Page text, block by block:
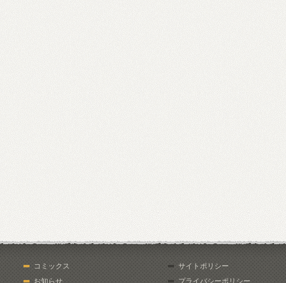
コミックス
お知らせ
サイトポリシー
プライバシーポリシー